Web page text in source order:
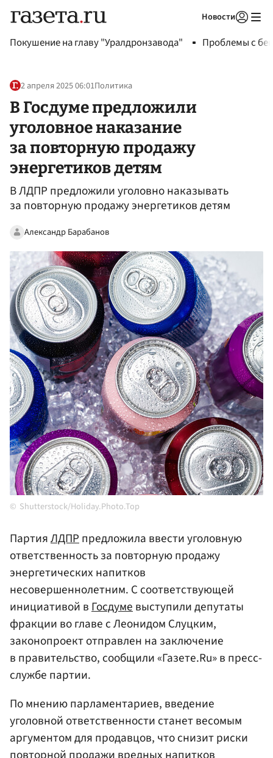
Новости
Покушение на главу "Уралдронзавода" Проблемы с
2 апреля 2025 06:01Политика
В Госдуме предложили
уголовное наказание
за повторную продажу
энергетиков детям
В ЛДПР предложили уголовно наказывать
за повторную продажу энергетиков детям
Александр Барабанов
Shutterstock/Holiday.Photo.Top
ПартияЛДПРпредложила ввести уголовную
ответственность за повторную продажу
энергетических напитков
несовершеннолетним. С соответствующей
инициативой вГосдумевыступили депутаты
фракции во главе с Леонидом Слуцким,
законопроект отправлен на заключение
в правительство, сообщили «Газете.Ru» в пресс-
службе партии.
По мнению парламентариев, введение
уголовной ответственности станет весомым
аргументом для продавцов, что снизит риски